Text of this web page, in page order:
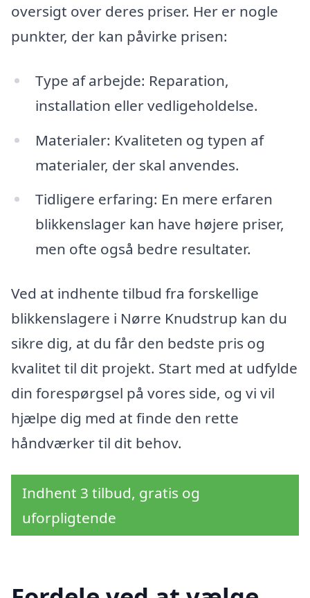
oversigt over deres priser. Her er nogle
punkter, der kan påvirke prisen:
Type af arbejde: Reparation,
installation eller vedligeholdelse.
Materialer: Kvaliteten og typen af
materialer, der skal anvendes.
Tidligere erfaring: En mere erfaren
blikkenslager kan have højere priser,
men ofte også bedre resultater.
Ved at indhente tilbud fra forskellige
blikkenslagere i Nørre Knudstrup kan du
sikre dig, at du får den bedste pris og
kvalitet til dit projekt. Start med at udfylde
din forespørgsel på vores side, og vi vil
hjælpe dig med at finde den rette
håndværker til dit behov.
Indhent 3 tilbud, gratis og
uforpligtende